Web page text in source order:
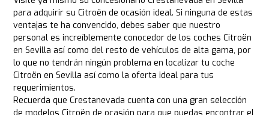
para adquirir su Citroën de ocasión ideal. Si ninguna de estas
ventajas te ha convencido, debes saber que nuestro
personal es increíblemente conocedor de los coches Citroën
en Sevilla así como del resto de vehículos de alta gama, por
lo que no tendrán ningún problema en localizar tu coche
Citroën en Sevilla así como la oferta ideal para tus
requerimientos.
Recuerda que Crestanevada cuenta con una gran selección